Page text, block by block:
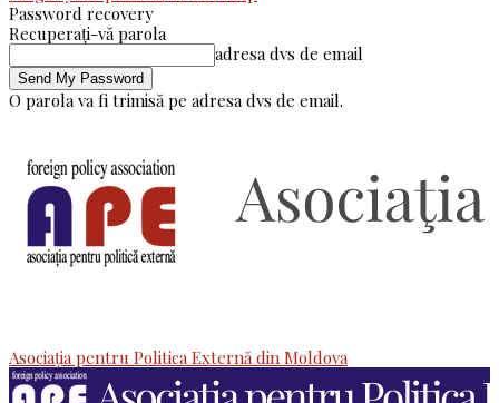
Password recovery
Recuperați-vă parola
adresa dvs de email
O parola va fi trimisă pe adresa dvs de email.
Asociaţia pentru Politica Externă din Moldova